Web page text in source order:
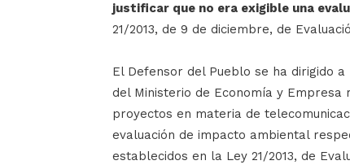
justificar que no era exigible una
21/2013, de 9 de diciembre, de
El Defensor del Pueblo se ha dirigido
del Ministerio de Economía y
proyectos en materia de
evaluación de impacto ambiental
establecidos en la Ley 21/2013, de